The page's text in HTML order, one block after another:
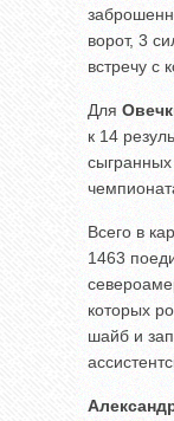
ворот, 3
встречу с
Для
к 14
сыгранных
Всего в
1463
которых
шайб и